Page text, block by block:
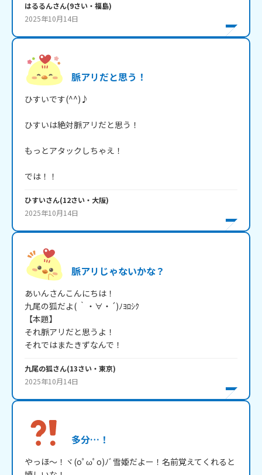
はるるんさん(9さい・ 福島)
2025年10月14日
脈アリだと思う！
ひすいです(^^)♪
ひすいは絶対脈アリだと思う！
もっとアタックしちゃえ！
では！！
ひすいさん(12さい・ 大阪)
2025年10月14日
脈アリじゃないかな？
あいんさんこんにちは！
九尾の狐だよ( ｀・∀・´)ﾉﾖﾛｼｸ
【本題】
それ脈アリだと思うよ！
それではまたきずなんで！
九尾の狐さん(13さい・ 東京)
2025年10月14日
多分…！
やっほ～！ヾ(oﾟωﾟo)ﾉﾞ雪姫だよー！名前覚えてくれると